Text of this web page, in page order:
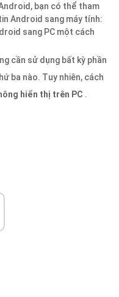
bạn có thể tham
Android sang máy tính:
sang PC một cách
cần sử dụng bất kỳ phần
ba nào. Tuy nhiên, cách
hiển thị trên PC .